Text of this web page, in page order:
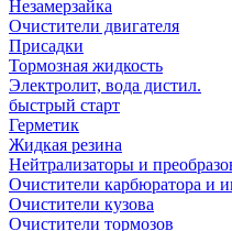
Незамерзайка
Очистители двигателя
Присадки
Тормозная жидкость
Электролит, вода дистил.
быстрый старт
Герметик
Жидкая резина
Нейтрализаторы и
Очистители карбюратора и
Очистители кузова
Очистители тормозов